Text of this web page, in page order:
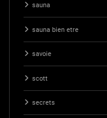
sauna
sauna bien etre
savoie
scott
secrets